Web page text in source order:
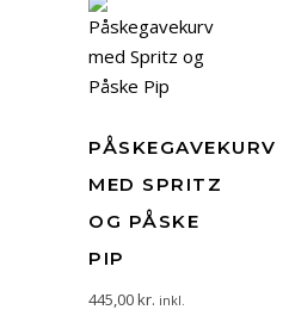
PÅSKEGAVEKURV
MED SPRITZ
OG PÅSKE
PIP
445,00kr. inkl.